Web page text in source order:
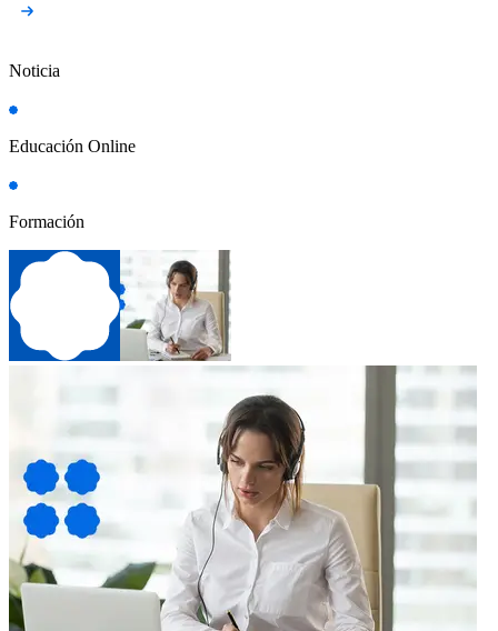
Noticia
Educación Online
Formación